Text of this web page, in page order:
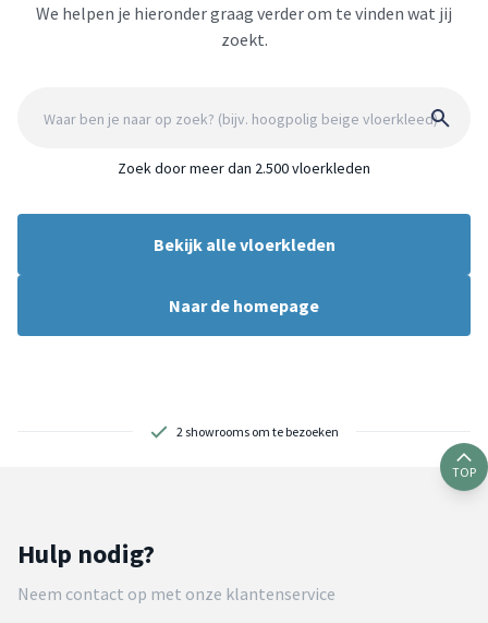
We helpen je hieronder graag verder om te vinden wat jij
zoekt.
Zoek door meer dan 2.500 vloerkleden
Bekijk alle vloerkleden
Naar de homepage
2 showrooms om te bezoeken
TOP
Hulp nodig?
Neem contact op met onze klantenservice